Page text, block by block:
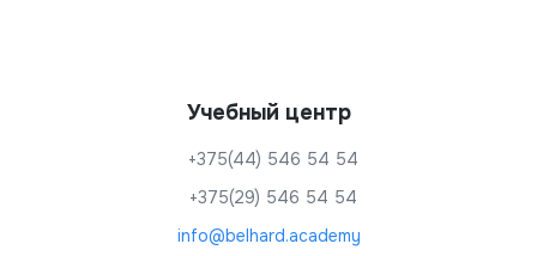
Учебный центр
+375(44) 546 54 54
+375(29) 546 54 54
info@belhard.academy